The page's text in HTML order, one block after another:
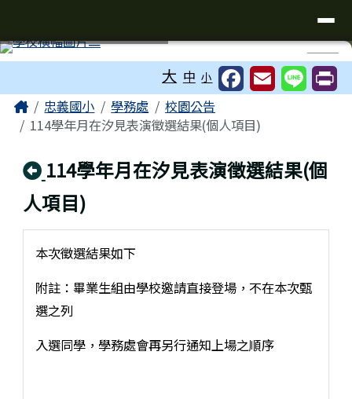
⏸
大 中 小
主內容區域
Home忠義國小 學務處
校園公告
114學年月在汐見表演徵選結果(個人項目)
回上頁
114學年月在汐見表演徵選結果(個
人項目)
本次徵選結果如下
附註：畢業生組由學校邀請直接登場，不在本次甄
選之列
入選同學，學務處會再另行通知上場之順序
頁尾區域